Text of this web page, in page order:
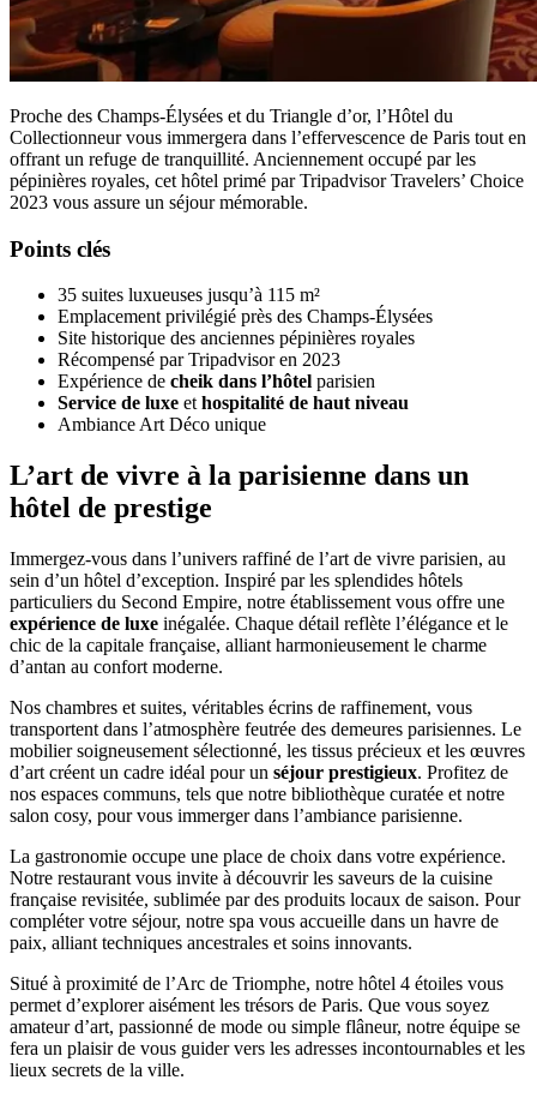
Proche des Champs-Élysées et du Triangle d’or, l’Hôtel du
Collectionneur vous immergera dans l’effervescence de Paris tout en
offrant un refuge de tranquillité. Anciennement occupé par les
pépinières royales, cet hôtel primé par Tripadvisor Travelers’ Choice
2023 vous assure un séjour mémorable.
Points clés
35 suites luxueuses jusqu’à 115 m²
Emplacement privilégié près des Champs-Élysées
Site historique des anciennes pépinières royales
Récompensé par Tripadvisor en 2023
Expérience de cheik dans l’hôtel parisien
Service de luxe et hospitalité de haut niveau
Ambiance Art Déco unique
L’art de vivre à la parisienne dans un
hôtel de prestige
Immergez-vous dans l’univers raffiné de l’art de vivre parisien, au
sein d’un hôtel d’exception. Inspiré par les splendides hôtels
particuliers du Second Empire, notre établissement vous offre une
expérience de luxe inégalée. Chaque détail reflète l’élégance et le
chic de la capitale française, alliant harmonieusement le charme
d’antan au confort moderne.
Nos chambres et suites, véritables écrins de raffinement, vous
transportent dans l’atmosphère feutrée des demeures parisiennes. Le
mobilier soigneusement sélectionné, les tissus précieux et les œuvres
d’art créent un cadre idéal pour un séjour prestigieux. Profitez de
nos espaces communs, tels que notre bibliothèque curatée et notre
salon cosy, pour vous immerger dans l’ambiance parisienne.
La gastronomie occupe une place de choix dans votre expérience.
Notre restaurant vous invite à découvrir les saveurs de la cuisine
française revisitée, sublimée par des produits locaux de saison. Pour
compléter votre séjour, notre spa vous accueille dans un havre de
paix, alliant techniques ancestrales et soins innovants.
Situé à proximité de l’Arc de Triomphe, notre hôtel 4 étoiles vous
permet d’explorer aisément les trésors de Paris. Que vous soyez
amateur d’art, passionné de mode ou simple flâneur, notre équipe se
fera un plaisir de vous guider vers les adresses incontournables et les
lieux secrets de la ville.